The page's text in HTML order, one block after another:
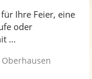
Fotos
5
Ihre Feier, eine
oder
...